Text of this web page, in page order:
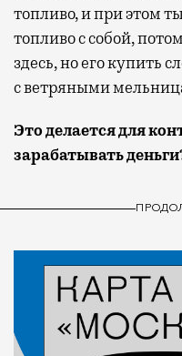
топливо, и при этом
топливо с собой,
здесь, но его купить
с ветряными
Это делается для
зарабатывать